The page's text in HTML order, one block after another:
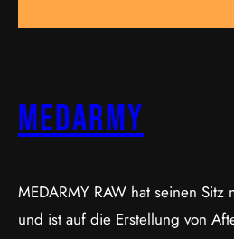
MEDARMY
MEDARMY RAW hat seinen Sitz
und ist auf die Erstellung von